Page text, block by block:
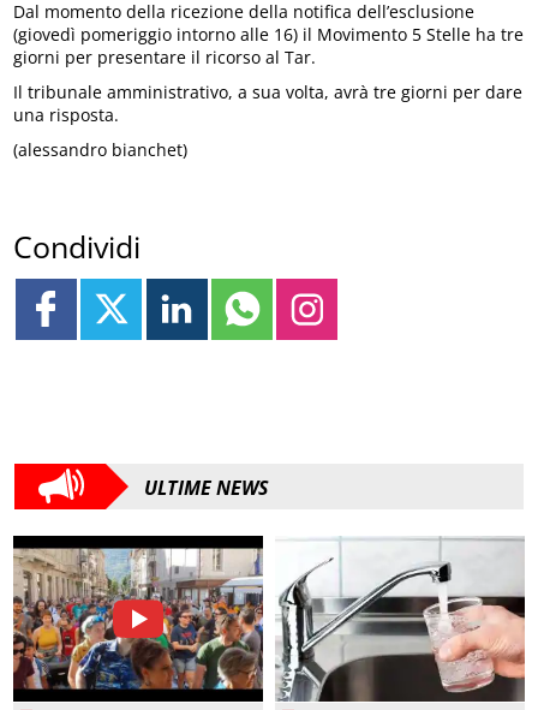
Dal momento della ricezione della notifica dell’esclusione
(giovedì pomeriggio intorno alle 16) il Movimento 5 Stelle ha tre
giorni per presentare il ricorso al Tar.
Il tribunale amministrativo, a sua volta, avrà tre giorni per dare
una risposta.
(alessandro bianchet)
Condividi
ULTIME NEWS